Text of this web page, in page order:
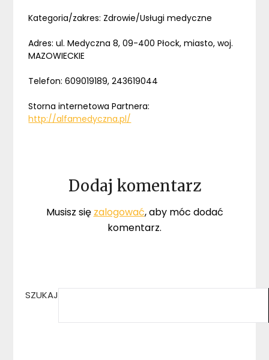
Kategoria/zakres: Zdrowie/Usługi medyczne
Adres: ul. Medyczna 8, 09-400 Płock, miasto, woj.
MAZOWIECKIE
Telefon: 609019189, 243619044
Storna internetowa Partnera:
http://alfamedyczna.pl/
Dodaj komentarz
Musisz się zalogować, aby móc dodać
komentarz.
SZUKAJ